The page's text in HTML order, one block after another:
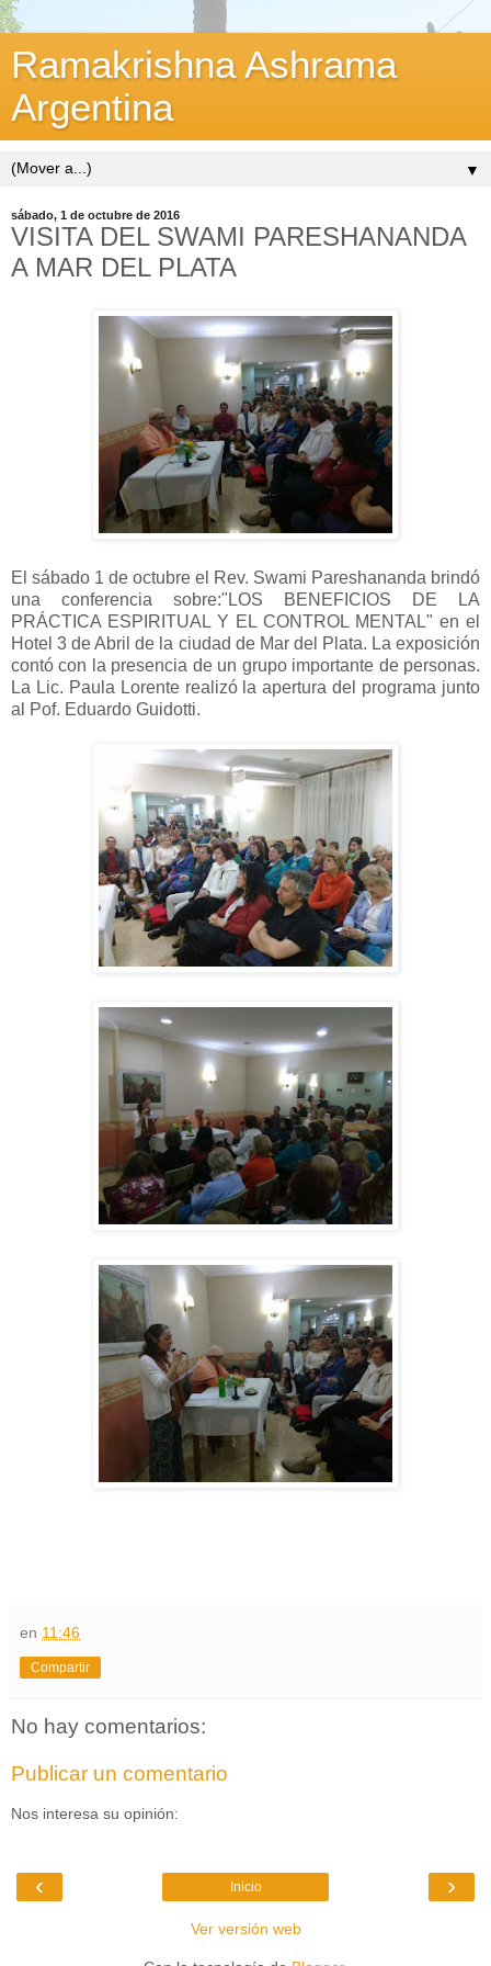
Ramakrishna Ashrama
Argentina
▼
sábado, 1 de octubre de 2016
VISITA DEL SWAMI PARESHANANDA
A MAR DEL PLATA
El sábado 1 de octubre el Rev. Swami Pareshananda brindó
una conferencia sobre:"LOS BENEFICIOS DE LA
PRÁCTICA ESPIRITUAL Y EL CONTROL MENTAL" en el
Hotel 3 de Abril de la ciudad de Mar del Plata. La exposición
contó con la presencia de un grupo importante de personas.
La Lic. Paula Lorente realizó la apertura del programa junto
al Pof. Eduardo Guidotti.
en 11:46
Compartir
No hay comentarios:
Publicar un comentario
Nos interesa su opinión:
‹ ›
Inicio
Ver versión web